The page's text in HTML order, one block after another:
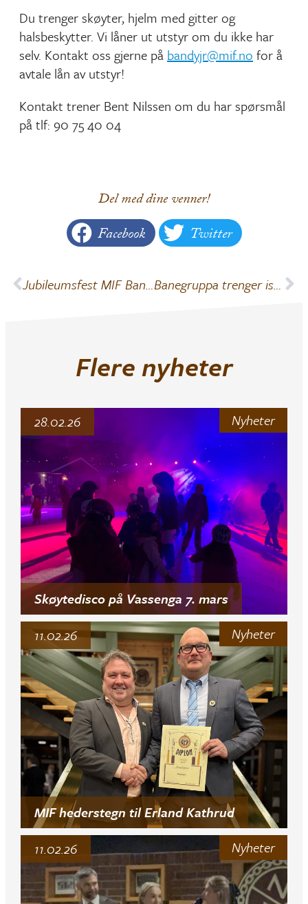
Du trenger skøyter, hjelm med gitter og
halsbeskytter. Vi låner ut utstyr om du ikke har
selv. Kontakt oss gjerne på bandyjr@mif.no for å
avtale lån av utstyr!
Kontakt trener Bent Nilssen om du har spørsmål
på tlf: 90 75 40 04
Del med dine venner!
Facebook Twitter
Jubileumsfest MIF Bandy 100 år Banegruppa trenger iskjørere
Flere nyheter
Nyheter
Skøytedisco på Vassenga 7. mars
28.02.26
Nyheter
MIF hederstegn til Erland Kathrud
11.02.26
Nyheter
11.02.26